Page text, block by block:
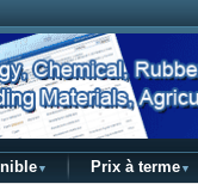
▼ Prix à terme ▼